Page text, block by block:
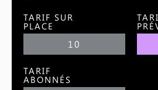
TARIF SUR
PLACE
10
TARIF
ABONNÉS